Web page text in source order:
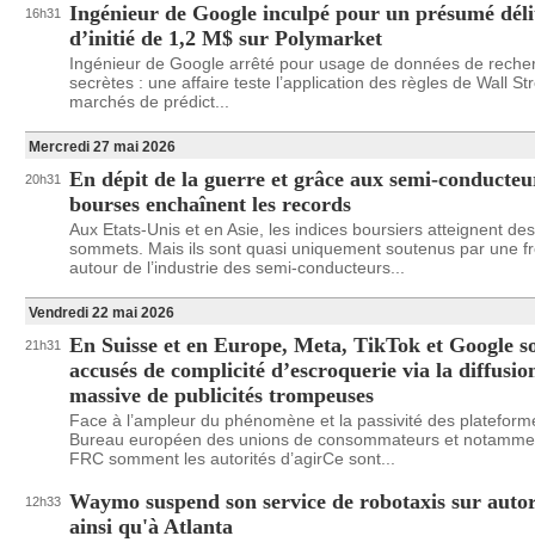
16h31
Ingénieur de Google inculpé pour un présumé
d’initié de 1,2 M$ sur Polymarket
Ingénieur de Google arrêté pour usage de données de
secrètes : une affaire teste l’application des règles de Wall
marchés de prédict...
Mercredi 27 mai 2026
20h31
En dépit de la guerre et grâce aux semi-
bourses enchaînent les records
Aux Etats-Unis et en Asie, les indices boursiers atteignent des
sommets. Mais ils sont quasi uniquement soutenus par une
autour de l’industrie des semi-conducteurs...
Vendredi 22 mai 2026
21h31
En Suisse et en Europe, Meta, TikTok et Google
accusés de complicité d’escroquerie via la
massive de publicités trompeuses
Face à l’ampleur du phénomène et la passivité des
Bureau européen des unions de consommateurs et
FRC somment les autorités d’agirCe sont...
12h33 Waymo suspend son service de robotaxis sur
ainsi qu'à Atlanta